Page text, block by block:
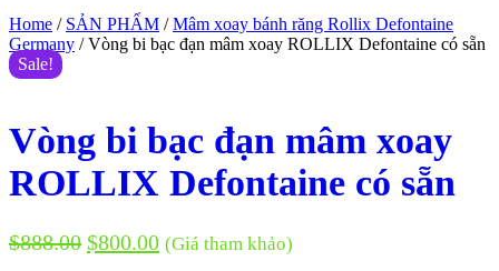
Home / SẢN PHẨM /Mâm xoay bánh răng Rollix Defontaine
Germany / Vòng bi bạc đạn mâm xoay ROLLIX Defontaine có sẵn
Sale!
Vòng bi bạc đạn mâm xoay
ROLLIX Defontaine có sẵn
$888.00 $800.00 (Giá tham khảo)